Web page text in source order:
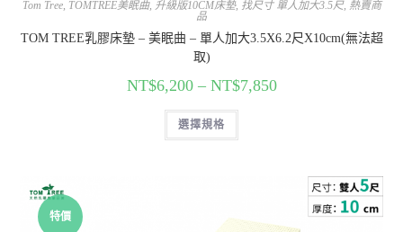
Tom Tree, TOMTREE美眠曲, 升級版10CM床墊, 找尺寸 單人加大3.5尺, 熱賣商
品
TOM TREE乳膠床墊 – 美眠曲 – 單人加大3.5X6.2尺X10cm(無法超
取)
NT$6,200– NT$7,850
選擇規格
特價